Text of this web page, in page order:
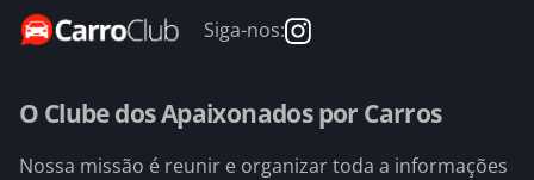
Siga-nos:
O Clube dos Apaixonados por Carros
Nossa missão é reunir e organizar toda a informações